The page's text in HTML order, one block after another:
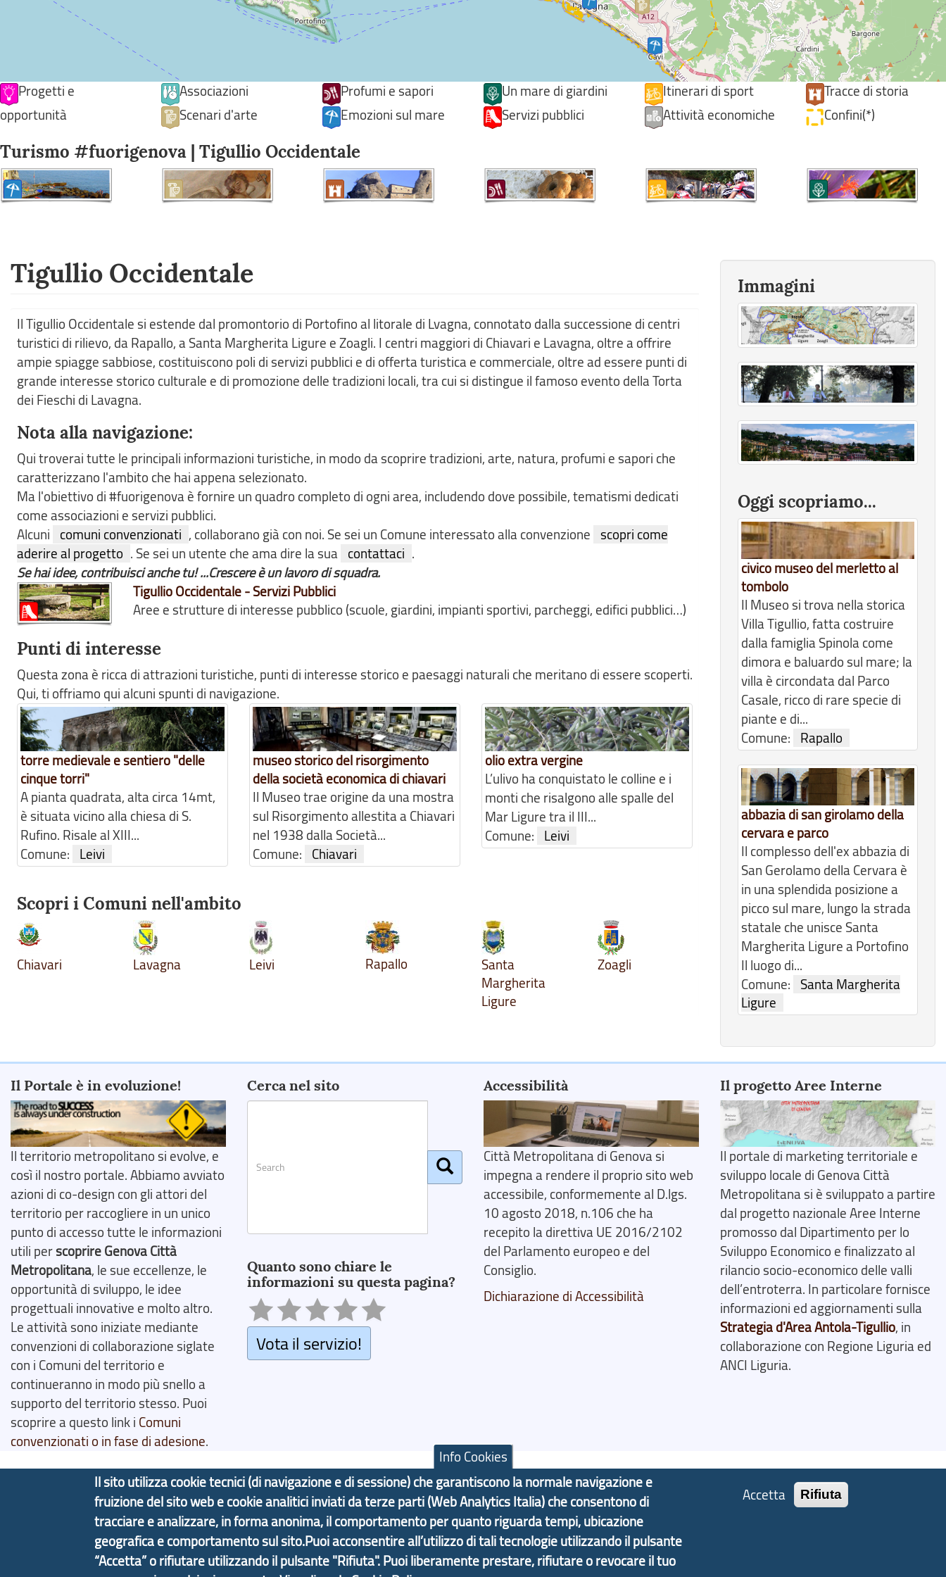
Progetti e
opportunità
Associazioni Profumi e sapori Un mare di giardini Itinerari di sport
Tracce di storia
Scenari d'arte
Emozioni sul mare Servizi pubblici Attività economiche Confini(*)
Turismo #fuorigenova | Tigullio Occidentale
Tigullio Occidentale
Il Tigullio Occidentale si estende dal promontorio di Portofino al litorale di Lvagna, connotato dalla successione di centri
turistici di rilievo, da Rapallo, a Santa Margherita Ligure e Zoagli. I centri maggiori di Chiavari e Lavagna, oltre a offrire
ampie spiagge sabbiose, costituiscono poli di servizi pubblici e di offerta turistica e commerciale, oltre ad essere punti di
grande interesse storico culturale e di promozione delle tradizioni locali, tra cui si distingue il famoso evento della Torta
dei Fieschi di Lavagna.
Nota alla navigazione:
Qui troverai tutte le principali informazioni turistiche, in modo da scoprire tradizioni, arte, natura, profumi e sapori che
caratterizzano l'ambito che hai appena selezionato.
Ma l'obiettivo di #fuorigenova è fornire un quadro completo di ogni area, includendo dove possibile, tematismi dedicati
come associazioni e servizi pubblici.
Alcuni
comuni convenzionati , collaborano già con noi. Se sei un Comune interessato alla convenzione scopri come
aderire al progetto . Se sei un utente che ama dire la sua contattaci .
Se hai idee, contribuisci anche tu! ...Crescere è un lavoro di squadra.
Tigullio Occidentale - Servizi Pubblici
Aree e strutture di interesse pubblico (scuole, giardini, impianti sportivi, parcheggi, edifici pubblici…)
Punti di interesse
Questa zona è ricca di attrazioni turistiche, punti di interesse storico e paesaggi naturali che meritano di essere scoperti.
Qui, ti offriamo qui alcuni spunti di navigazione.
torre medievale e sentiero "delle
cinque torri"
A pianta quadrata, alta circa 14mt,
è situata vicino alla chiesa di S.
Rufino. Risale al XIII...
Comune:
Leivi
museo storico del risorgimento
della società economica di chiavari
Il Museo trae origine da una mostra
sul Risorgimento allestita a Chiavari
nel 1938 dalla Società...
Comune:
Chiavari
olio extra vergine
L’ulivo ha conquistato le colline e i
monti che risalgono alle spalle del
Mar Ligure tra il III...
Comune:
Leivi
Scopri i Comuni nell'ambito
Chiavari Lavagna Leivi Rapallo
Santa
Margherita
Ligure
Zoagli
Immagini
Oggi scopriamo...
civico museo del merletto al
tombolo
Il Museo si trova nella storica
Villa Tigullio, fatta costruire
dalla famiglia Spinola come
dimora e baluardo sul mare; la
villa è circondata dal Parco
Casale, ricco di rare specie di
piante e di...
Comune:
Rapallo
abbazia di san girolamo della
cervara e parco
Il complesso dell'ex abbazia di
San Gerolamo della Cervara è
in una splendida posizione a
picco sul mare, lungo la strada
statale che unisce Santa
Margherita Ligure a Portofino
Il luogo di...
Comune:
Santa Margherita
Ligure
Il Portale è in evoluzione!
Il territorio metropolitano si evolve, e
così il nostro portale. Abbiamo avviato
azioni di co-design con gli attori del
territorio per raccogliere in un unico
punto di accesso tutte le informazioni
utili perscoprire Genova Città
Metropolitana, le sue eccellenze, le
opportunità di sviluppo, le idee
progettuali innovative e molto altro.
Le attività sono iniziate mediante
convenzioni di collaborazione siglate
con i Comuni del territorio e
continueranno in modo più snello a
supporto del territorio stesso. Puoi
scoprire a questo link i Comuni
convenzionati o in fase di adesione.
Cerca nel sito
Quanto sono chiare le
informazioni su questa pagina?
Vota il servizio!
Accessibilità
Città Metropolitana di Genova si
impegna a rendere il proprio sito web
accessibile, conformemente al D.lgs.
10 agosto 2018, n.106 che ha
recepito la direttiva UE 2016/2102
del Parlamento europeo e del
Consiglio.
Dichiarazione di Accessibilità
Il progetto Aree Interne
Il portale di marketing territoriale e
sviluppo locale di Genova Città
Metropolitana si è sviluppato a partire
dal progetto nazionale Aree Interne
promosso dal Dipartimento per lo
Sviluppo Economico e finalizzato al
rilancio socio-economico delle valli
dell’entroterra. In particolare fornisce
informazioni ed aggiornamenti sulla
Strategia d'Area Antola-Tigullio, in
collaborazione con Regione Liguria ed
ANCI Liguria.
Copyright © 2017 Città metropolitana di Genova | CF: 80007350103
Tecnologie e Accessibilità
Privacy Note Legali Contatti Statistiche Area Riservata
Info Cookies
Il sito utilizza cookie tecnici (di navigazione e di sessione) che garantiscono la normale navigazione e
fruizione del sito web e cookie analitici inviati da terze parti (Web Analytics Italia) che consentono di
tracciare e analizzare, in forma anonima, il comportamento per quanto riguarda tempi, ubicazione
geografica e comportamento sul sito.Puoi acconsentire all’utilizzo di tali tecnologie utilizzando il pulsante
“Accetta” o rifiutare utilizzando il pulsante "Rifiuta". Puoi liberamente prestare, rifiutare o revocare il tuo
Accetta Rifiuta